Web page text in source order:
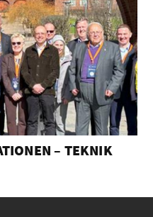
– TEKNIK